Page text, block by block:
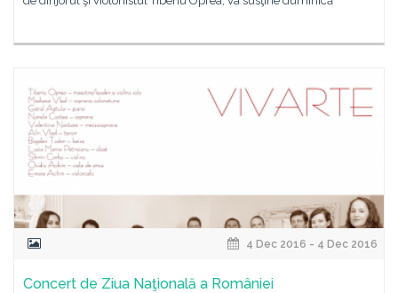
4 Dec 2016 - 4 Dec 2016
Concert de Ziua Naţională a României